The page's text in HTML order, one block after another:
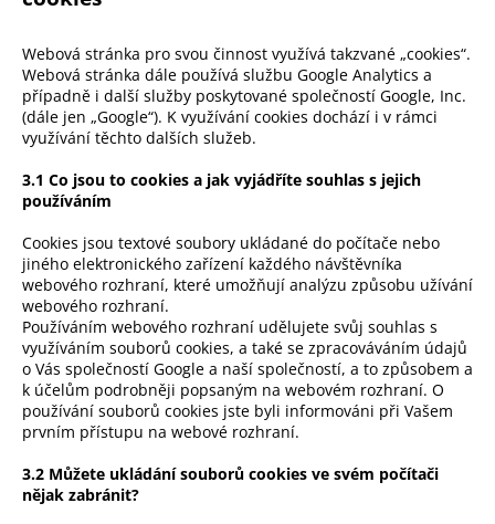
Webová stránka pro svou činnost využívá takzvané „cookies“.
Webová stránka dále používá službu Google Analytics a
případně i další služby poskytované společností Google, Inc.
(dále jen „Google“). K využívání cookies dochází i v rámci
využívání těchto dalších služeb.
3.1 Co jsou to cookies a jak vyjádříte souhlas s jejich
používáním
Cookies jsou textové soubory ukládané do počítače nebo
jiného elektronického zařízení každého návštěvníka
webového rozhraní, které umožňují analýzu způsobu užívání
webového rozhraní.
Používáním webového rozhraní udělujete svůj souhlas s
využíváním souborů cookies, a také se zpracováváním údajů
o Vás společností Google a naší společností, a to způsobem a
k účelům podrobněji popsaným na webovém rozhraní. O
používání souborů cookies jste byli informováni při Vašem
prvním přístupu na webové rozhraní.
3.2 Můžete ukládání souborů cookies ve svém počítači
nějak zabránit?